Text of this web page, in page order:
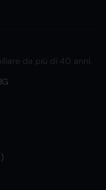
da più di 40 anni.